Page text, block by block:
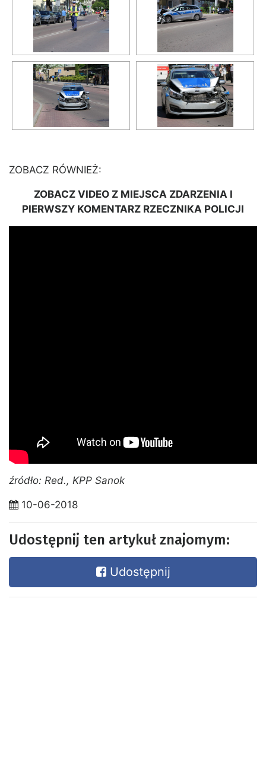
ZOBACZ RÓWNIEŻ:
ZOBACZ VIDEO Z MIEJSCA ZDARZENIA I
PIERWSZY KOMENTARZ RZECZNIKA POLICJI
źródło: Red., KPP Sanok
10-06-2018
Udostępnij ten artykuł znajomym:
Udostępnij